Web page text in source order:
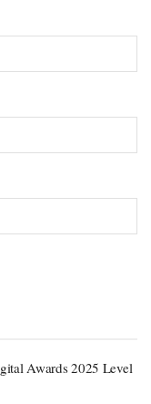
Awards 2025 Level